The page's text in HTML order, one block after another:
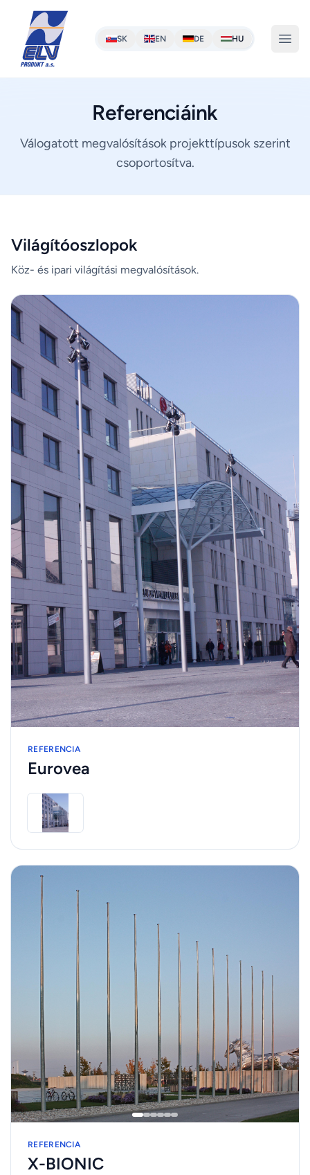
SK EN DE HU
Referenciáink
Válogatott megvalósítások projekttípusok szerint
csoportosítva.
Világítóoszlopok
Köz- és ipari világítási megvalósítások.
REFERENCIA
Eurovea
REFERENCIA
X-BIONIC